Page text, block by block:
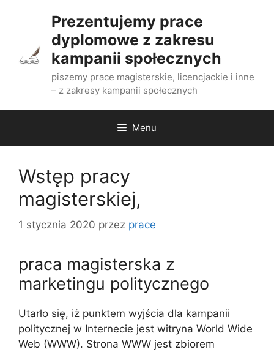
Prezentujemy prace
dyplomowe z zakresu
kampanii społecznych
piszemy prace magisterskie, licencjackie i inne
– z zakresy kampanii społecznych
Menu
Wstęp pracy
magisterskiej,
1 stycznia 2020 przez prace
praca magisterska z
marketingu politycznego
Utarło się, iż punktem wyjścia dla kampanii
politycznej w Internecie jest witryna World Wide
Web (WWW). Strona WWW jest zbiorem